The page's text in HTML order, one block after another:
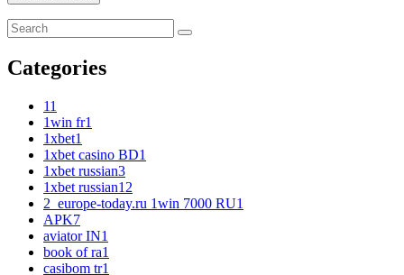
Categories
11
1win fr1
1xbet1
1xbet casino BD1
1xbet russian3
1xbet russian1 2
2_europe-today.ru 1win 7000 RU1
APK7
aviator IN1
book of ra1
casibom tr1